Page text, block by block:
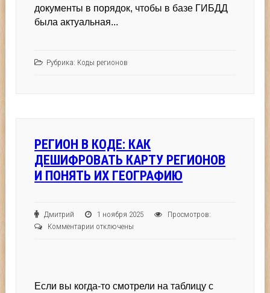
документы в порядок, чтобы в базе ГИБДД
была актуальная...
Рубрика: Коды регионов
РЕГИОН В КОДЕ: КАК
ДЕШИФРОВАТЬ КАРТУ РЕГИОНОВ
И ПОНЯТЬ ИХ ГЕОГРАФИЮ
Дмитрий 1 ноября 2025
Просмотров:
Комментарии к
как
отключены
Если вы когда‑то смотрели на таблицу с